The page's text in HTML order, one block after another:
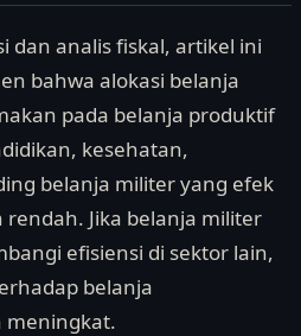
dan analis fiskal, artikel ini
bahwa alokasi belanja
pada belanja produktif
kesehatan,
belanja militer yang efek
Jika belanja militer
efisiensi di sektor lain,
belanja
meningkat.